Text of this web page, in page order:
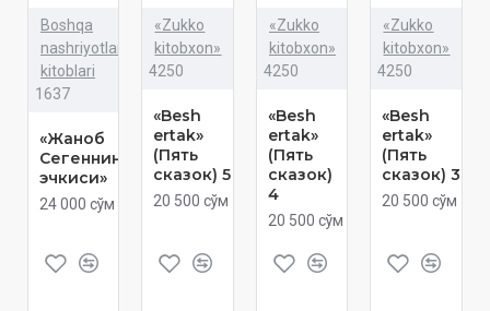
Boshqa
nashriyotlar
kitoblari
1637
«Жаноб
Сегеннинг
эчкиси»
24 000 сўм
«Zukko
kitobxon»
4250
«Besh
ertak»
(Пять
сказок) 5
20 500 сўм
«Zukko
kitobxon»
4250
«Besh
ertak»
(Пять
сказок)
4
20 500 сўм
«Zukko
kitobxon»
4250
«Besh
ertak»
(Пять
сказок) 3
20 500 сўм